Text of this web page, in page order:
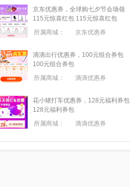
京东优惠券，全球购七夕节会场领
115元惊喜红包 115元惊喜红包
所属商城：
京东优惠券
滴滴出行优惠券，100元组合券包
100元组合券包
所属商城：
滴滴优惠券
花小猪打车优惠券，128元福利券包
128元福利券包
所属商城：
滴滴优惠券